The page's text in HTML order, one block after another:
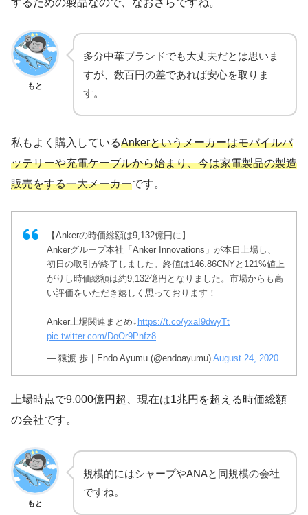
もと
多分中華ブランドでも大丈夫だとは思いま
すが、数百円の差であれば安心を取りま
す。
私もよく購入しているAnkerというメーカーはモバイルバ
ッテリーや充電ケーブルから始まり、今は家電製品の製造
販売をする一大メーカーです。
【Ankerの時価総額は9,132億円に】
Ankerグループ本社「Anker Innovations」が本日上場し、
初日の取引が終了しました。終値は146.86CNYと121%値上
がりし時価総額は約9,132億円となりました。市場からも高
い評価をいただき嬉しく思っております！
Anker上場関連まとめ↓ https://t.co/yxaI9dwyTt
pic.twitter.com/DoOr9Pnfz8
— 猿渡 歩｜Endo Ayumu (@endoayumu) August 24, 2020
上場時点で9,000億円超、現在は1兆円を超える時価総額
の会社です。
もと
規模的にはシャープやANAと同規模の会社
ですね。